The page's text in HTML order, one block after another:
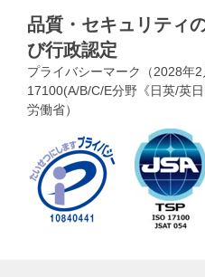
品質・セキュリティ
び行政認定
プライバシーマーク（2028年
17100(A/B/C/E分野《日英/英
労働省）